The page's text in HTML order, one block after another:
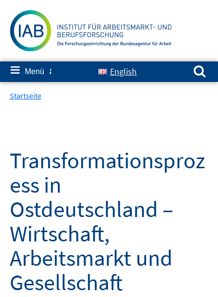
zum
Inhalt
≡ Menü ✘ English
Suchen nach:
Startseite
Transformationsproz
ess in
Ostdeutschland –
Wirtschaft,
Arbeitsmarkt und
Gesellschaft